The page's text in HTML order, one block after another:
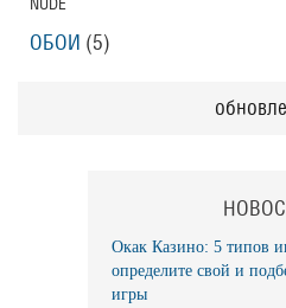
NUDE
ОБОИ (5)
Окак Казино: 5 типов
определите свой и
игры